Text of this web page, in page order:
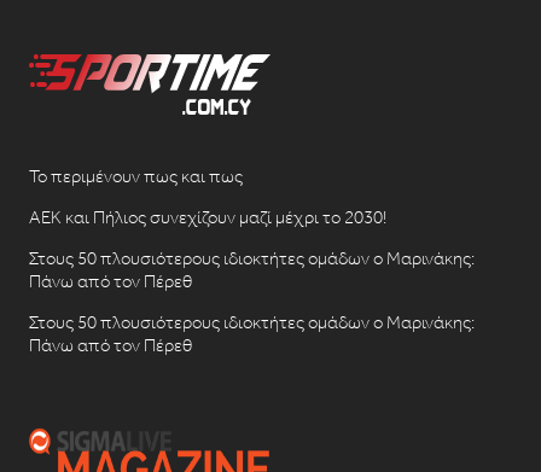
Το περιμένουν πως και πως
ΑΕΚ και Πήλιος συνεχίζουν μαζί μέχρι το 2030!
Στους 50 πλουσιότερους ιδιοκτήτες ομάδων ο Μαρινάκης:
Πάνω από τον Πέρεθ
Στους 50 πλουσιότερους ιδιοκτήτες ομάδων ο Μαρινάκης:
Πάνω από τον Πέρεθ